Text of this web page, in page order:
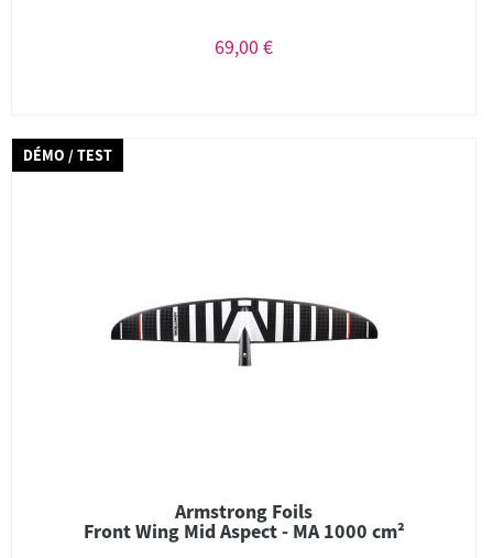
69,00 €
DÉMO / TEST
Armstrong Foils
Front Wing Mid Aspect - MA 1000 cm²